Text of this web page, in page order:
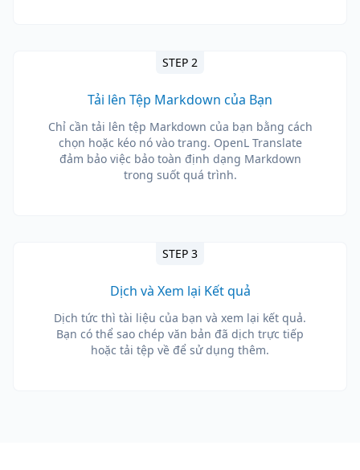
STEP 2
Tải lên Tệp Markdown của Bạn
Chỉ cần tải lên tệp Markdown của bạn bằng cách
chọn hoặc kéo nó vào trang. OpenL Translate
đảm bảo việc bảo toàn định dạng Markdown
trong suốt quá trình.
STEP 3
Dịch và Xem lại Kết quả
Dịch tức thì tài liệu của bạn và xem lại kết quả.
Bạn có thể sao chép văn bản đã dịch trực tiếp
hoặc tải tệp về để sử dụng thêm.